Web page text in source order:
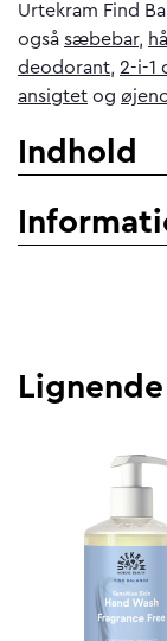
Urtekram Find
også sæbebar,
deodorant, 2-i-1
ansigtet og
Indhold